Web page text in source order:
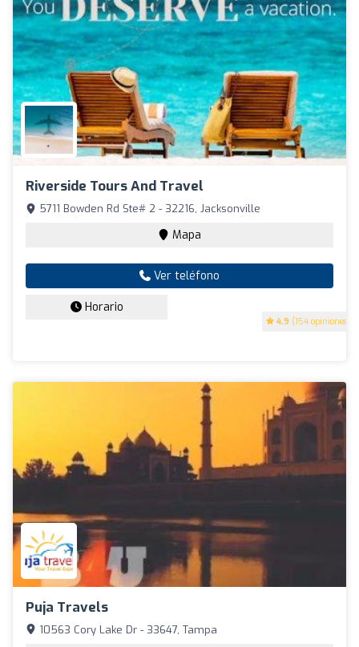
Riverside Tours And Travel
4.9 (154 opiniones)
5711 Bowden Rd Ste# 2 - 32216, Jacksonville
Mapa
Ver teléfono
Horario
Puja Travels
10563 Cory Lake Dr - 33647, Tampa